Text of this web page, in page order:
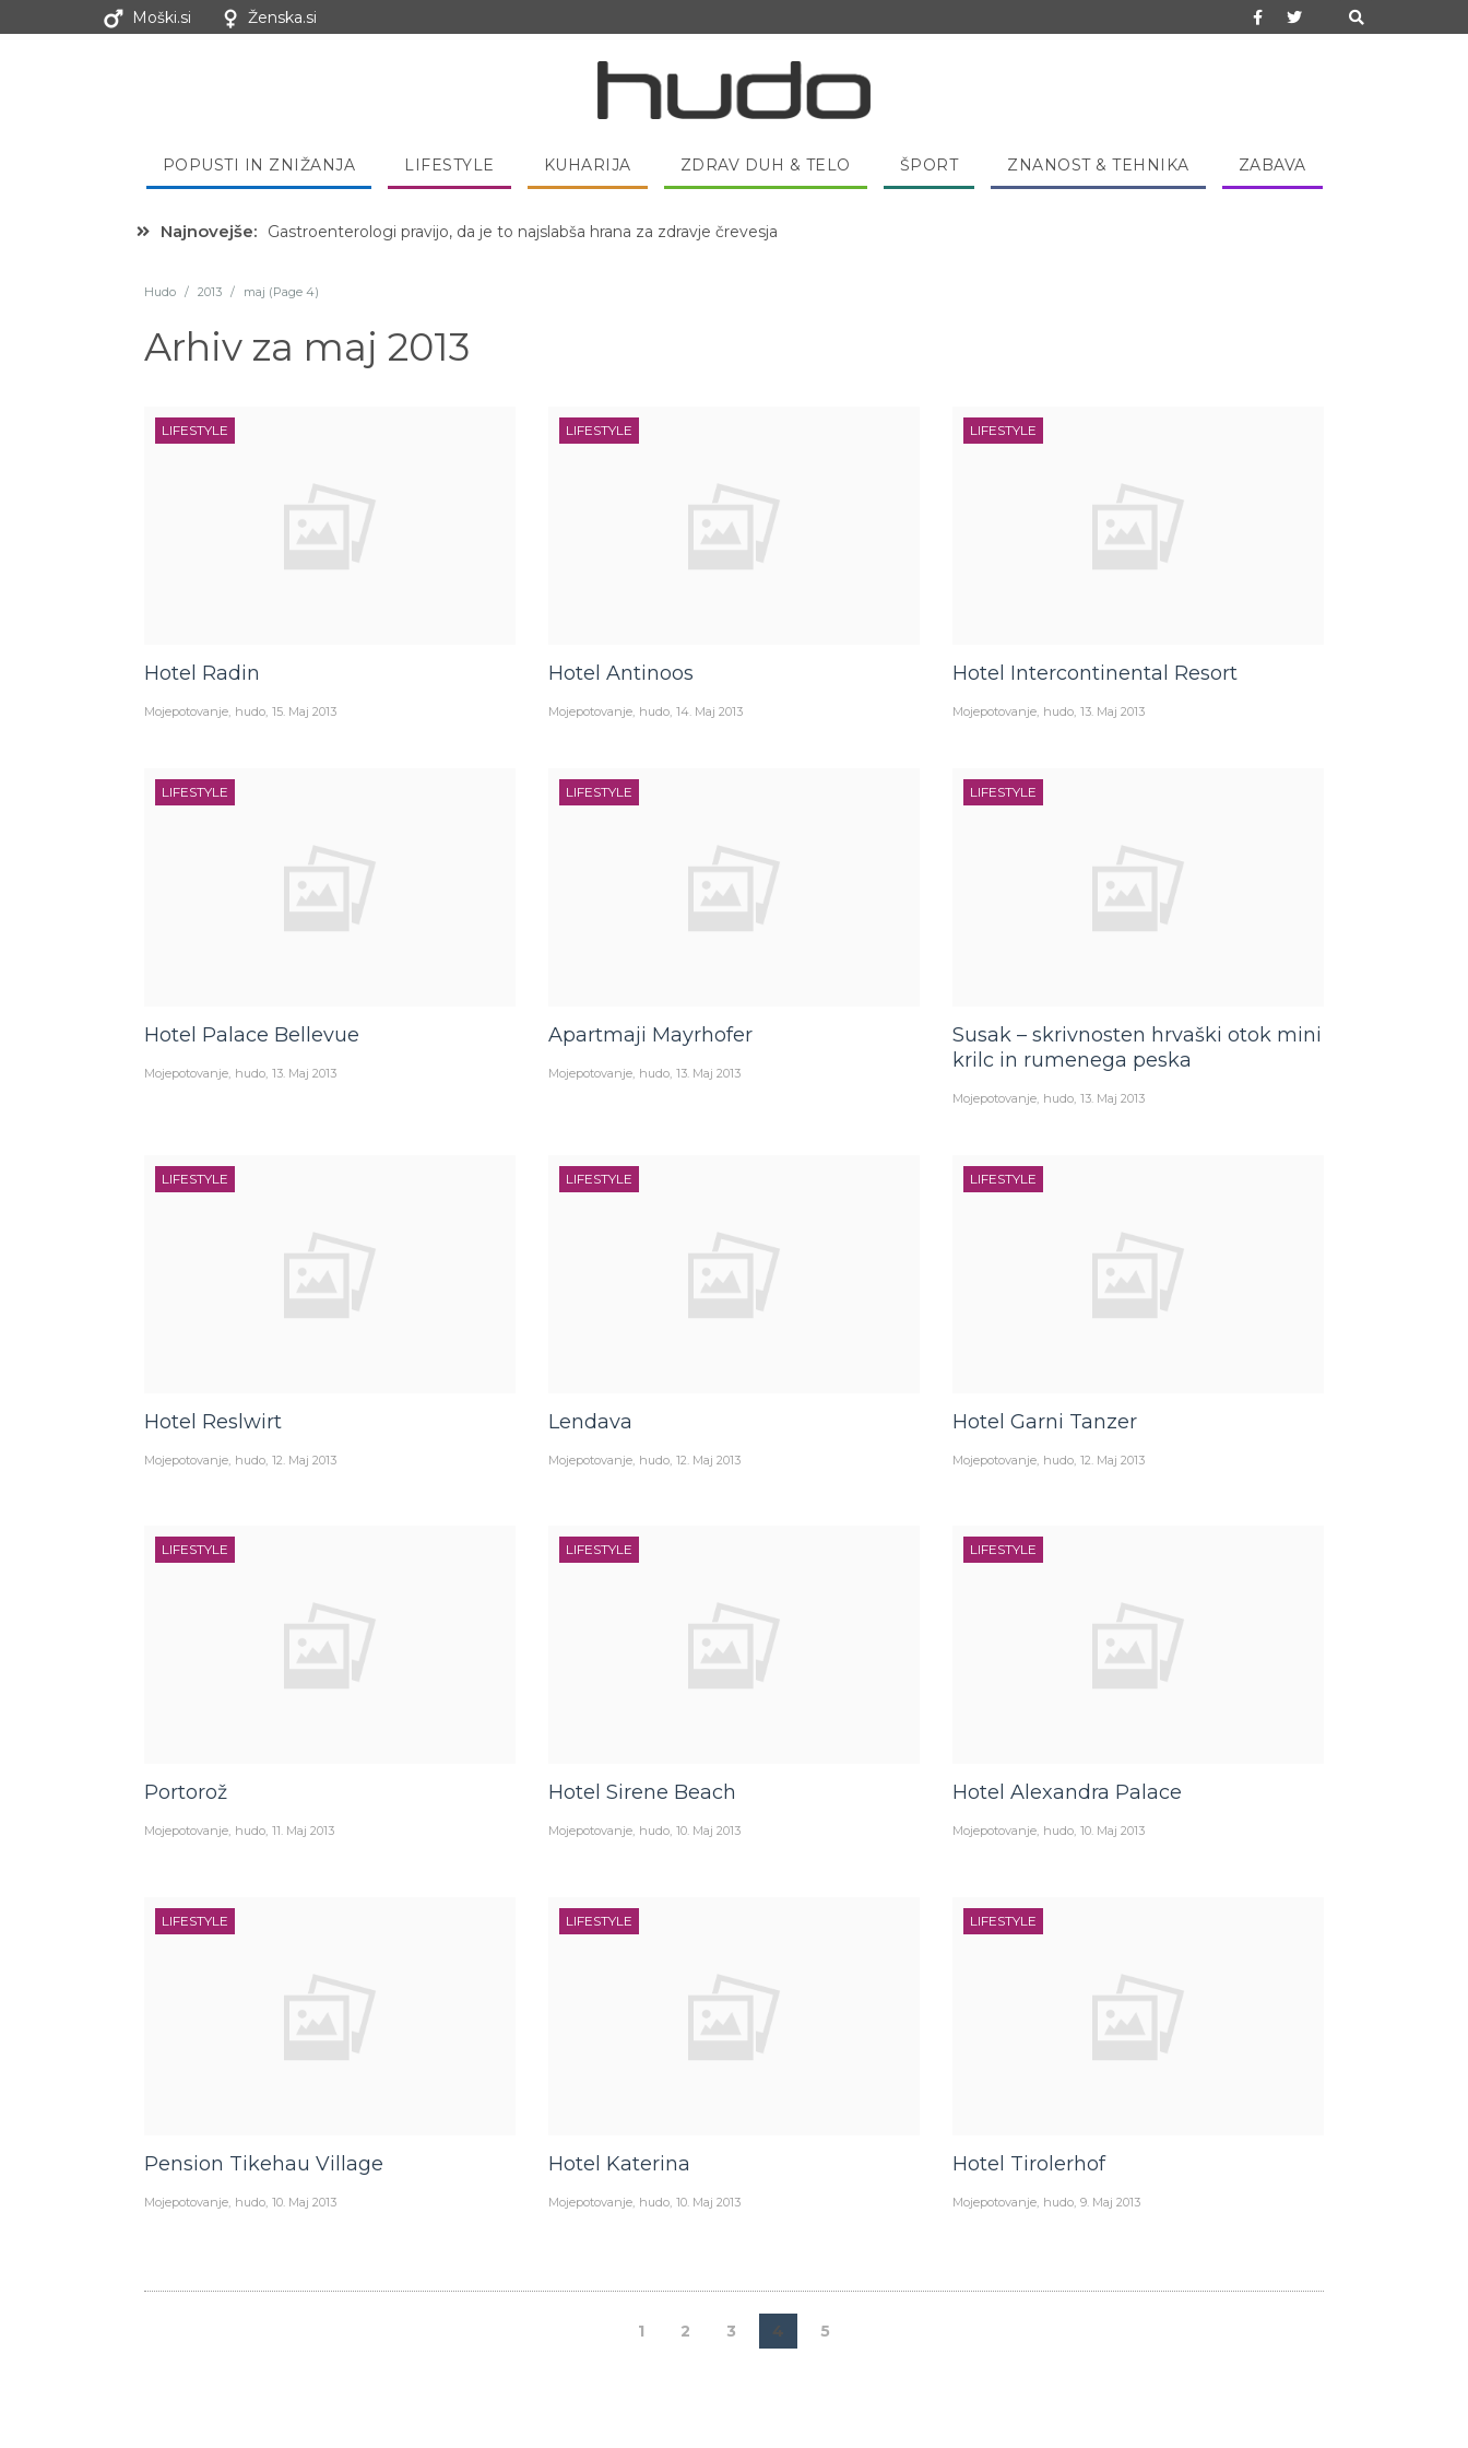
Moški.si Ženska.si
POPUSTI IN ZNIŽANJA LIFESTYLE KUHARIJA ZDRAV DUH & TELO ŠPORT ZNANOST & TEHNIKA ZABAVA
Najnovejše:
Gastroenterologi pravijo, da je to najslabša hrana za zdravje črevesja
Hudo / 2013 / maj (Page 4)
Arhiv za maj 2013
LIFESTYLE
Hotel Radin
Mojepotovanje hudo 15. Maj 2013
LIFESTYLE
Hotel Antinoos
Mojepotovanje hudo 14. Maj 2013
LIFESTYLE
Hotel Intercontinental Resort
Mojepotovanje hudo 13. Maj 2013
LIFESTYLE
Hotel Palace Bellevue
Mojepotovanje hudo 13. Maj 2013
LIFESTYLE
Apartmaji Mayrhofer
Mojepotovanje hudo 13. Maj 2013
LIFESTYLE
Susak – skrivnosten hrvaški otok mini
krilc in rumenega peska
Mojepotovanje hudo 13. Maj 2013
LIFESTYLE
Hotel Reslwirt
Mojepotovanje hudo 12. Maj 2013
LIFESTYLE
Lendava
Mojepotovanje hudo 12. Maj 2013
LIFESTYLE
Hotel Garni Tanzer
Mojepotovanje hudo 12. Maj 2013
LIFESTYLE
Portorož
Mojepotovanje hudo 11. Maj 2013
LIFESTYLE
Hotel Sirene Beach
Mojepotovanje hudo 10. Maj 2013
LIFESTYLE
Hotel Alexandra Palace
Mojepotovanje hudo 10. Maj 2013
LIFESTYLE
Pension Tikehau Village
Mojepotovanje hudo 10. Maj 2013
LIFESTYLE
Hotel Katerina
Mojepotovanje hudo 10. Maj 2013
LIFESTYLE
Hotel Tirolerhof
Mojepotovanje hudo 9. Maj 2013
1 2 3 4 5